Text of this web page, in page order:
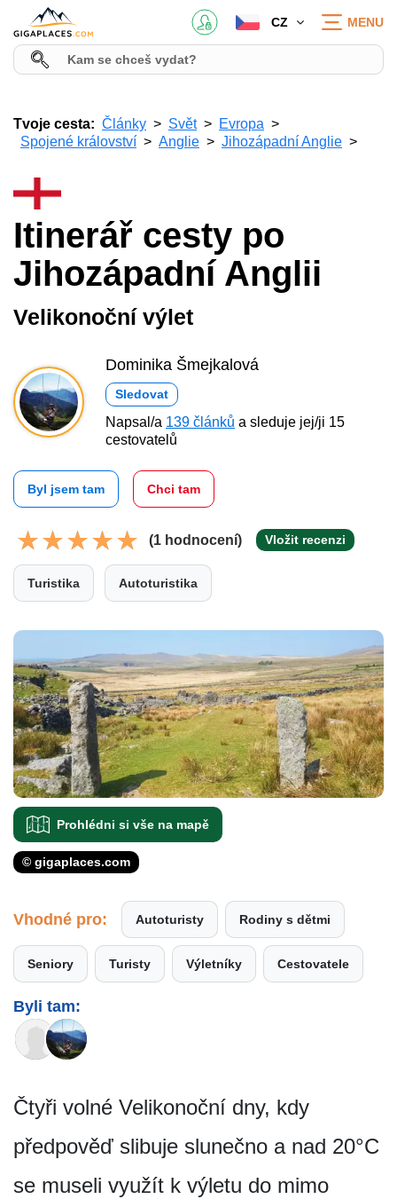
CZ MENU
Tvoje cesta: Články Svět
Evropa
Spojené království
Anglie Jihozápadní Anglie
Itinerář cesty po
Jihozápadní Anglii
Velikonoční výlet
Dominika Šmejkalová
Sledovat
Napsal/a 139 článků a sleduje jej/ji 15
cestovatelů
Byl jsem tam Chci tam
(1 hodnocení) Vložit recenzi
Turistika Autoturistika
Prohlédni si vše na mapě
© gigaplaces.com
Vhodné pro: Autoturisty Rodiny s dětmi
Seniory Turisty Výletníky Cestovatele
Byli tam:
Čtyři volné Velikonoční dny, kdy
předpověď slibuje slunečno a nad 20°C
se museli využít k výletu do mimo